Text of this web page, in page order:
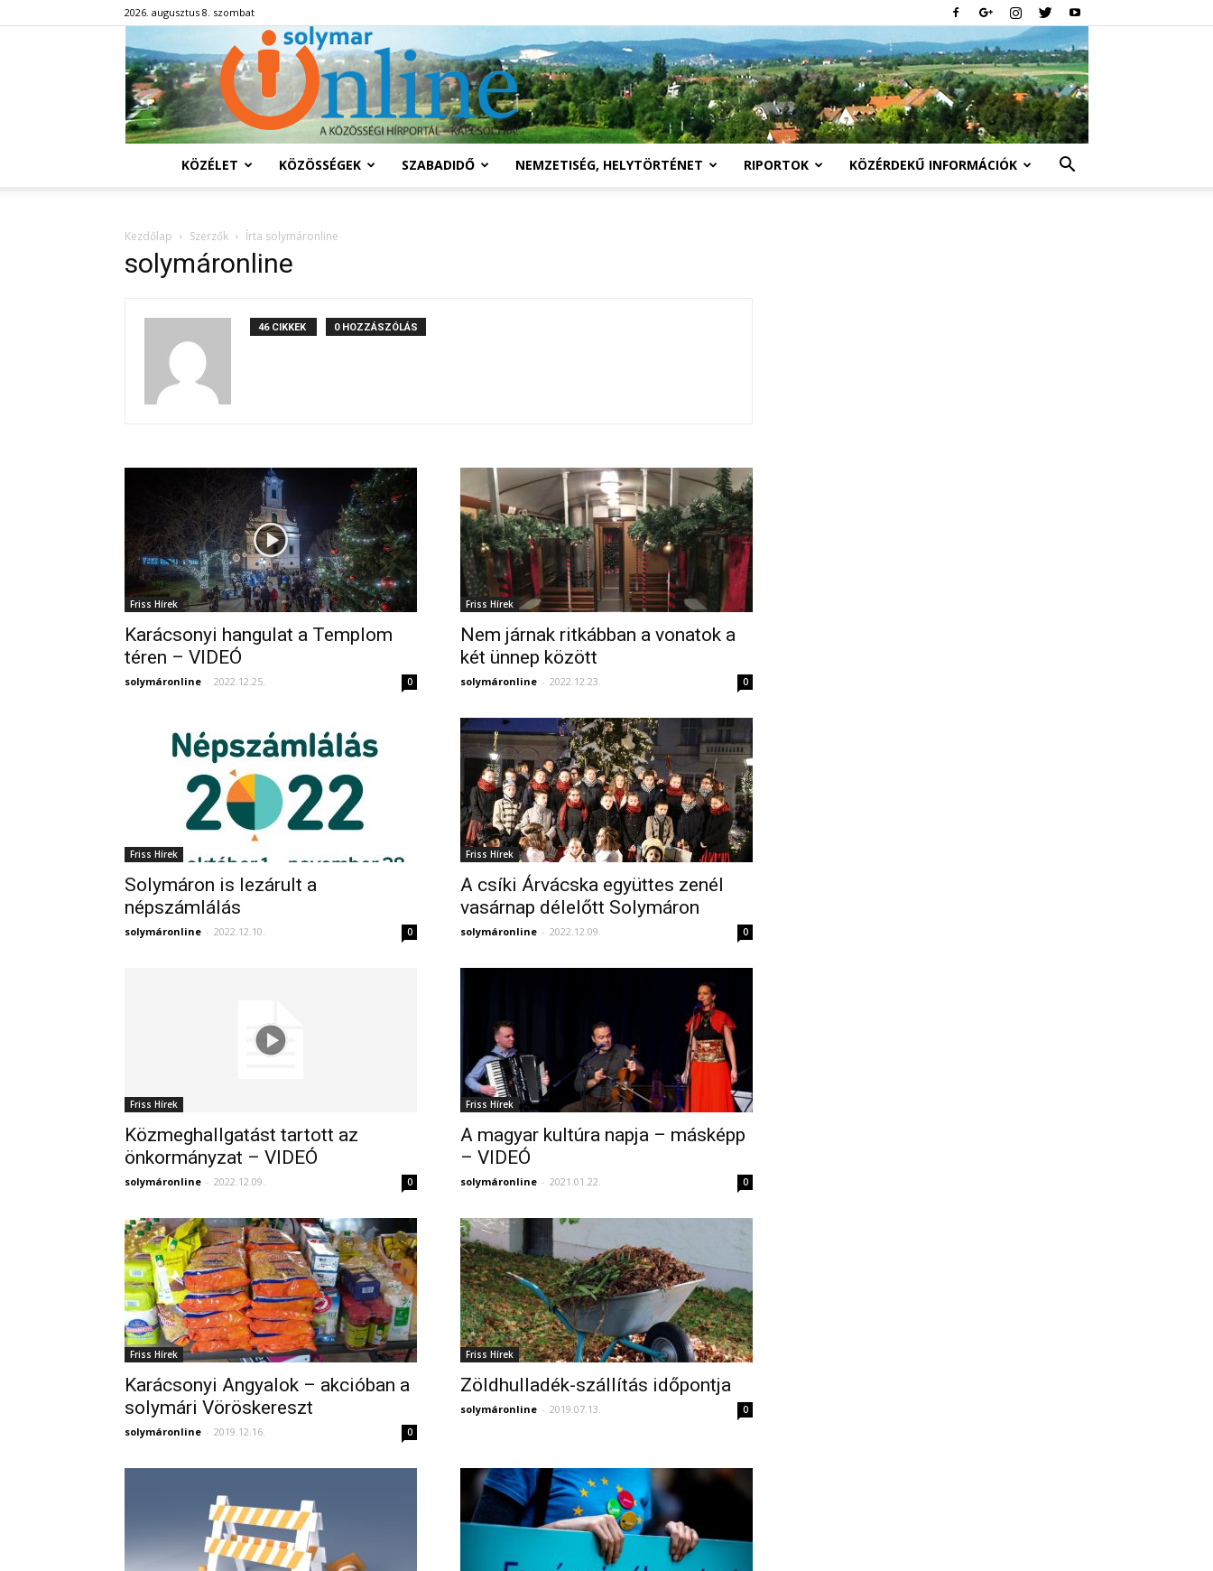
2026. augusztus 8. szombat
Solymár
KÖZÉLET KÖZÖSSÉGEK SZABADIDŐ NEMZETISÉG, HELYTÖRTÉNET RIPORTOK KÖZÉRDEKŰ INFORMÁCIÓK
Kezdőlap Szerzők Írta solymáronline
solymáronline
46 CIKKEK 0 HOZZÁSZÓLÁS
Friss Hírek
Karácsonyi hangulat a Templom
téren – VIDEÓ
solymáronline - 2022.12.25. 0
Friss Hírek
Nem járnak ritkábban a vonatok a
két ünnep között
solymáronline - 2022.12.23. 0
Friss Hírek
Solymáron is lezárult a
népszámlálás
solymáronline - 2022.12.10. 0
Friss Hírek
A csíki Árvácska együttes zenél
vasárnap délelőtt Solymáron
solymáronline - 2022.12.09. 0
Friss Hírek
Közmeghallgatást tartott az
önkormányzat – VIDEÓ
solymáronline - 2022.12.09. 0
Friss Hírek
A magyar kultúra napja – másképp
– VIDEÓ
solymáronline - 2021.01.22. 0
Friss Hírek
Karácsonyi Angyalok – akcióban a
solymári Vöröskereszt
solymáronline - 2019.12.16. 0
Friss Hírek
Zöldhulladék-szállítás időpontja
solymáronline - 2019.07.13. 0